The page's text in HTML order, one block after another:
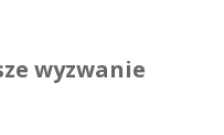
wyzwanie